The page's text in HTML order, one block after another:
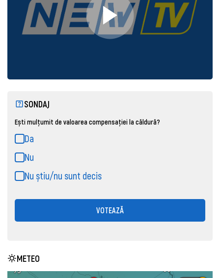
SONDAJ
Ești mulțumit de valoarea compensației la căldură?
Da
Nu
Nu știu/nu sunt decis
VOTEAZĂ
METEO